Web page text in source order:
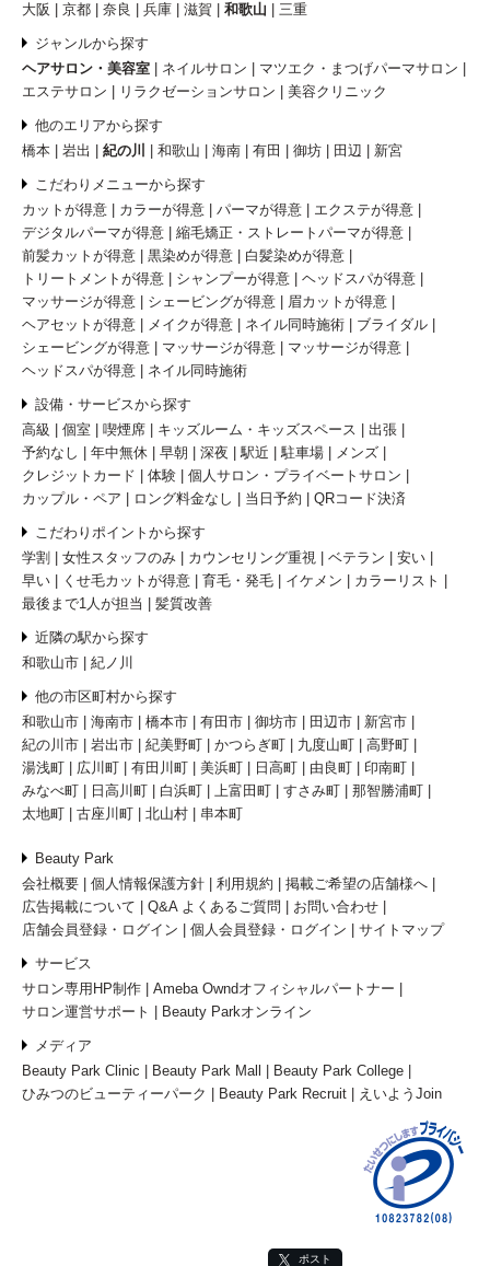
大阪
京都 奈良 兵庫 滋賀 和歌山 三重
ジャンルから探す
ヘアサロン・美容室
ネイルサロン
マツエク・まつげパーマサロン
エステサロン
リラクゼーションサロン 美容クリニック
他のエリアから探す
橋本
岩出 紀の川 和歌山 海南 有田 御坊 田辺 新宮
こだわりメニューから探す
カットが得意
カラーが得意 パーマが得意
エクステが得意
デジタルパーマが得意
縮毛矯正・ストレートパーマが得意
前髪カットが得意
黒染めが得意
白髪染めが得意
トリートメントが得意
シャンプーが得意
ヘッドスパが得意
マッサージが得意
シェービングが得意
眉カットが得意
ヘアセットが得意
メイクが得意 ネイル同時施術
ブライダル
シェービングが得意
マッサージが得意
マッサージが得意
ヘッドスパが得意
ネイル同時施術
設備・サービスから探す
高級
個室 喫煙席 キッズルーム・キッズスペース
出張
予約なし
年中無休 早朝 深夜 駅近 駐車場
メンズ
クレジットカード
体験
個人サロン・プライベートサロン
カップル・ペア
ロング料金なし 当日予約 QRコード決済
こだわりポイントから探す
学割
女性スタッフのみ カウンセリング重視 ベテラン
安い
早い
くせ毛カットが得意 育毛・発毛 イケメン
カラーリスト
最後まで1人が担当
髪質改善
近隣の駅から探す
和歌山市
紀ノ川
他の市区町村から探す
和歌山市
海南市 橋本市 有田市 御坊市 田辺市
新宮市
紀の川市
岩出市 紀美野町 かつらぎ町 九度山町
高野町
湯浅町
広川町 有田川町 美浜町 日高町 由良町
印南町
みなべ町
日高川町 白浜町 上富田町 すさみ町
那智勝浦町
太地町
古座川町 北山村 串本町
Beauty Park
会社概要
個人情報保護方針 利用規約
掲載ご希望の店舗様へ
広告掲載について
Q&A よくあるご質問
お問い合わせ
店舗会員登録・ログイン
個人会員登録・ログイン サイトマップ
サービス
サロン専用HP制作
Ameba Owndオフィシャルパートナー
サロン運営サポート
Beauty Parkオンライン
メディア
Beauty Park Clinic
Beauty Park Mall
Beauty Park College
ひみつのビューティーパーク
Beauty Park Recruit えいようJoin
ポスト